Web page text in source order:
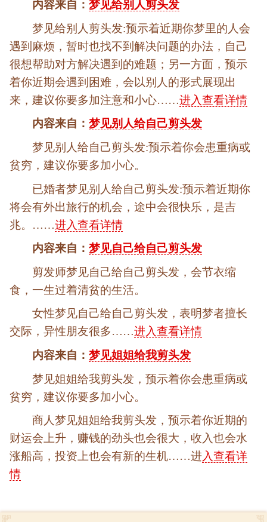
内容来自：梦见给别人剪头发
梦见给别人剪头发:预示着近期你梦里的人会
遇到麻烦，暂时也找不到解决问题的办法，自己
很想帮助对方解决遇到的难题；另一方面，预示
着你近期会遇到困难，会以别人的形式展现出
来，建议你要多加注意和小心……进入查看详情
内容来自：梦见别人给自己剪头发
梦见别人给自己剪头发:预示着你会患重病或
贫穷，建议你要多加小心。
已婚者梦见别人给自己剪头发:预示着近期你
将会有外出旅行的机会，途中会很快乐，是吉
兆。……进入查看详情
内容来自：梦见自己给自己剪头发
剪发师梦见自己给自己剪头发，会节衣缩
食，一生过着清贫的生活。
女性梦见自己给自己剪头发，表明梦者擅长
交际，异性朋友很多……进入查看详情
内容来自：梦见姐姐给我剪头发
梦见姐姐给我剪头发，预示着你会患重病或
贫穷，建议你要多加小心。
商人梦见姐姐给我剪头发，预示着你近期的
财运会上升，赚钱的劲头也会很大，收入也会水
涨船高，投资上也会有新的生机……进入查看详
情